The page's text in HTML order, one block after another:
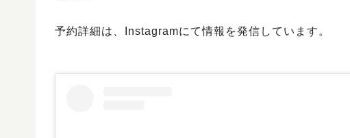
予約詳細は、Instagramにて情報を発信しています。